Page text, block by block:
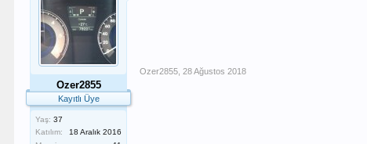
Ozer2855
Kayıtlı Üye
Yaş: 37
Katılım:
18 Aralık 2016
Ozer2855 28 Ağustos 2018